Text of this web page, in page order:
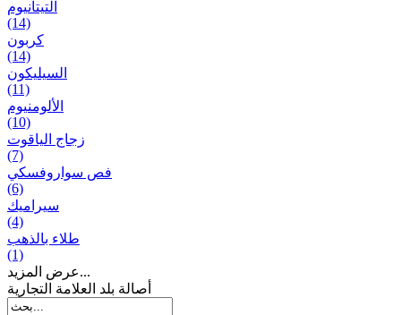
التيتانيوم
(14)
كربون
(14)
السيليكون
(11)
الألومنيوم
(10)
زجاج الياقوت
(7)
فص سواروفسكي
(6)
سيراميك
(4)
طلاء بالذهب
(1)
عرض المزيد...
أصالة بلد العلامة التجارية